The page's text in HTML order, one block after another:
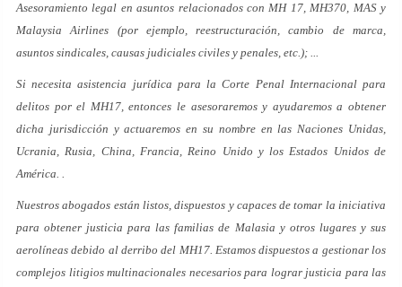
Asesoramiento legal en asuntos relacionados con MH 17, MH370, MAS y
Malaysia Airlines (por ejemplo, reestructuración, cambio de marca,
asuntos sindicales, causas judiciales civiles y penales, etc.); ...
Si necesita asistencia jurídica para la Corte Penal Internacional para
delitos por el MH17, entonces le asesoraremos y ayudaremos a obtener
dicha jurisdicción y actuaremos en su nombre en las Naciones Unidas,
Ucrania, Rusia, China, Francia, Reino Unido y los Estados Unidos de
América. .
Nuestros abogados están listos, dispuestos y capaces de tomar la iniciativa
para obtener justicia para las familias de Malasia y otros lugares y sus
aerolíneas debido al derribo del MH17. Estamos dispuestos a gestionar los
complejos litigios multinacionales necesarios para lograr justicia para las